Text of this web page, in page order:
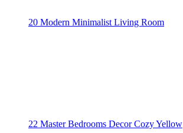
20 Modern Minimalist Living Room
22 Master Bedrooms Decor Cozy Yellow